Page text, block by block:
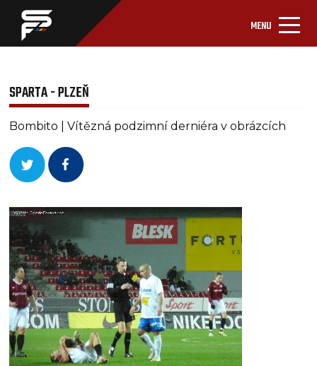
MENU
SPARTA - PLZEŇ
Bombito | Vítězná podzimní derniéra v obrázcích